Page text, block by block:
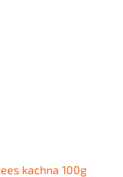
kachna 100g